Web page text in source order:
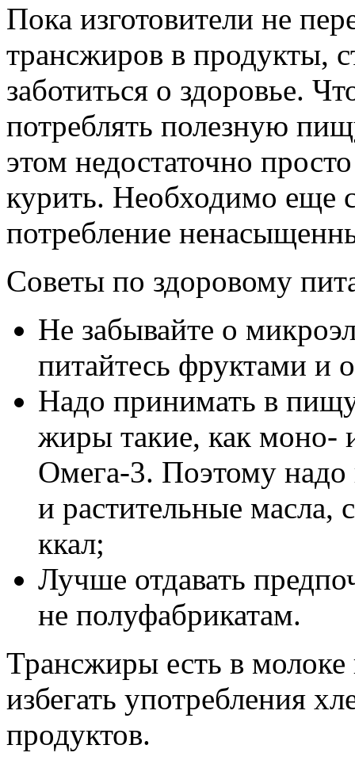
Пока изготовители не
трансжиров в продукты,
заботиться о здоровье.
потреблять полезную
этом недостаточно
курить. Необходимо еще
потребление
Советы по здоровому
Не забывайте о
питайтесь фруктами и
Надо принимать в
жиры такие, как моно-
Омега-3. Поэтому надо
и растительные масла,
ккал;
Лучше отдавать
не полуфабрикатам.
Трансжиры есть в молоке
избегать употребления
продуктов.